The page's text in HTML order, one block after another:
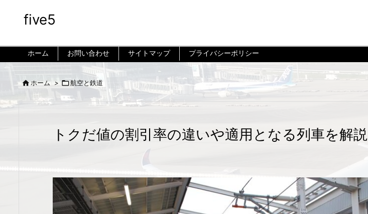
five5
ホーム お問い合わせ サイトマップ プライバシーポリシー
ホーム > 航空と鉄道
トクだ値の割引率の違いや適用となる列車を解説